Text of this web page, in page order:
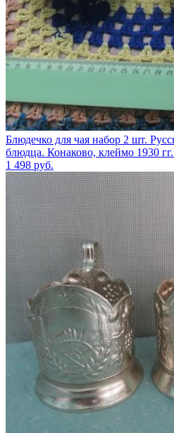
Блюдечко для чая набор 2 шт.
блюдца. Конаково, клеймо 1930
1 498 руб.